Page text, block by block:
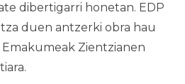
dibertigarri honetan. EDP
duen antzerki obra hau
Zientzianen
.